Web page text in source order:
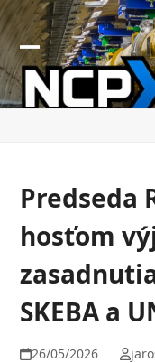
Skip
to
content
Open
mobile
Close
mobile
Predseda
hosťom
SKEBA a
26/05/2026